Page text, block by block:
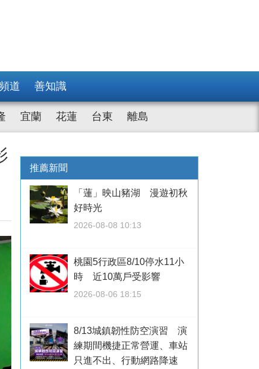
道 善知識
宜蘭 花蓮 台東 離島
推薦新聞
「蓮」映山豬湖 漫遊初秋
好時光
2026-08-08 10:13
桃園5行政區8/10停水11小
時 近10萬戶受影響
2026-08-06 18:15
8/13城鎮韌性防空演習 演
練期間機捷正常營運、車站
只進不出、行動網路降速